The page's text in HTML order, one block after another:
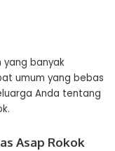
yang banyak
umum yang bebas
Anda tentang
Asap Rokok